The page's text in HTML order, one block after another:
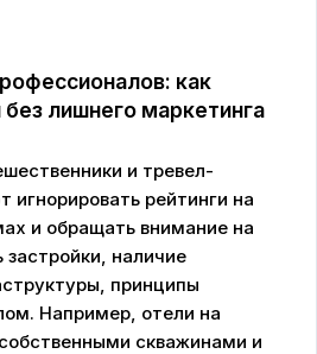
как
лишнего маркетинга
и тревел-
игнорировать рейтинги на
и обращать внимание на
наличие
принципы
Например, отели на
скважинами и